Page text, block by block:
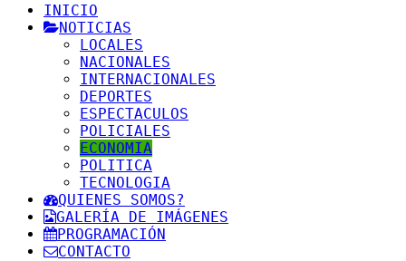
INICIO
NOTICIAS
LOCALES
NACIONALES
INTERNACIONALES
DEPORTES
ESPECTACULOS
POLICIALES
ECONOMIA
POLITICA
TECNOLOGIA
QUIENES SOMOS?
GALERÍA DE IMÁGENES
PROGRAMACIÓN
CONTACTO